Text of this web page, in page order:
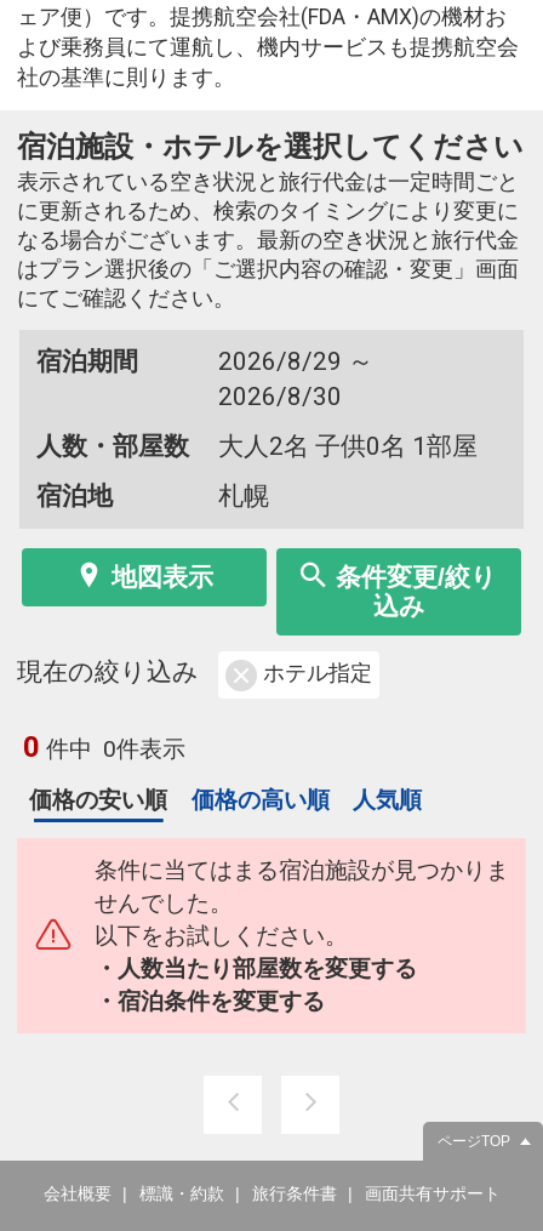
ェア便）です。提携航空会社(FDA・AMX)の機材お
よび乗務員にて運航し、機内サービスも提携航空会
社の基準に則ります。
宿泊施設・ホテルを選択してください
表示されている空き状況と旅行代金は一定時間ごと
に更新されるため、検索のタイミングにより変更に
なる場合がございます。最新の空き状況と旅行代金
はプラン選択後の「ご選択内容の確認・変更」画面
にてご確認ください。
宿泊期間
2026/8/29 ～
2026/8/30
人数・部屋数
大人2名 子供0名 1部屋
宿泊地
札幌
地図表示
条件変更/絞り
込み
現在の絞り込み ホテル指定
0 件中 0件表示
価格の安い順
価格の高い順 人気順
条件に当てはまる宿泊施設が見つかりま
せんでした。
以下をお試しください。
・人数当たり部屋数を変更する
・宿泊条件を変更する
ページTOP
会社概要 標識・約款 旅行条件書 画面共有サポート